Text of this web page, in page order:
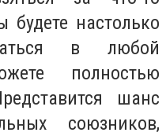
настолько
в любой
полностью
шанс
союзников,